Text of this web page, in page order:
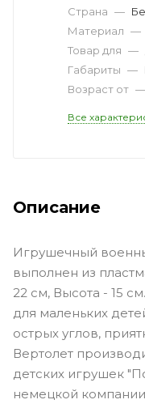
Страна —
Материал —
Товар для —
Габариты —
Возраст от —
Все
Описание
Игрушечный
выполнен из
22 см, Высота - 15
для маленьких
острых углов,
Вертолет
детских игрушек
немецкой